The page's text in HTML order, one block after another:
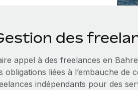
des
appel à des freelances en
obligations liées à l’embauche
indépendants pour des